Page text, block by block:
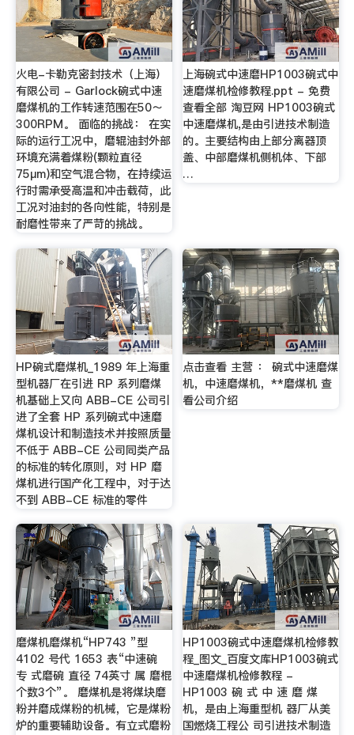
火电-卡勒克密封技术（上海）
有限公司 - Garlock碗式中速
磨煤机的工作转速范围在50～
300RPM。 面临的挑战： 在实
际的运行工况中，磨辊油封外部
环境充满着煤粉(颗粒直径
75µm)和空气混合物，在持续运
行时需承受高温和冲击载荷，此
工况对油封的各向性能，特别是
耐磨性带来了严苛的挑战。
上海碗式中速磨HP1003碗式中
速磨煤机检修教程.ppt - 免费
查看全部 淘豆网 HP1003碗式
中速磨煤机,是由引进技术制造
的。主要结构由上部分离器顶
盖、中部磨煤机侧机体、下部
…
HP碗式磨煤机_1989 年上海重
型机器厂在引进 RP 系列磨煤
机基础上又向 ABB-CE 公司引
进了全套 HP 系列碗式中速磨
煤机设计和制造技术并按照质量
不低于 ABB-CE 公司同类产品
的标准的转化原则，对 HP 磨
煤机进行国产化工程中，对于达
不到 ABB-CE 标准的零件
点击查看 主营 ： 碗式中速磨煤
机，中速磨煤机，**磨煤机 查
看公司介绍
磨煤机磨煤机“HP743 ”型
4102 号代 1653 表“中速碗
专 式磨碗 直径 74英寸 属 磨棍
个数3个”。 磨煤机是将煤块磨
粉并磨成煤粉的机械，它是煤粉
炉的重要辅助设备。有立式磨粉
HP1003碗式中速磨煤机检修教
程_图文_百度文库HP1003碗式
中速磨煤机检修教程 -
HP1003 碗 式 中 速 磨 煤
机，是由上海重型机 器厂从美
国燃烧工程公 司引进技术制造